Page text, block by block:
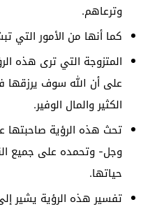
وترعاهم.
كما أنها من الأمور التي
المتزوجة التي ترى هذه
على أن الله سوف يرزقها
الكثير والمال الوفير.
تحث هذه الرؤية صاحبتها
وجل- وتحمده على جميع
حياتها.
تفسير هذه الرؤية يشير